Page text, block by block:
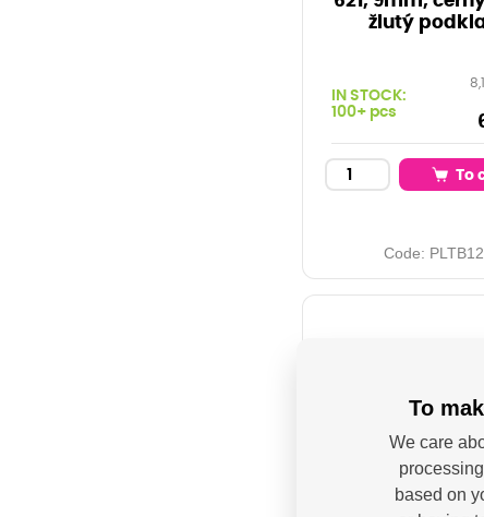
žlutý
IN STOCK:
100+ pcs
To
Code: PLTB12
To
We care
based on